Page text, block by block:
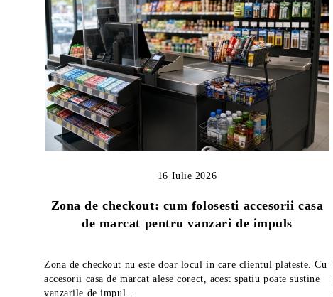
Zona de checkout: cum folosesti accesorii casa
de marcat pentru vanzari de impuls
16 Iulie 2026
Zona de checkout nu este doar locul in care clientul plateste. Cu
accesorii casa de marcat alese corect, acest spatiu poate sustine
vanzarile de impul...